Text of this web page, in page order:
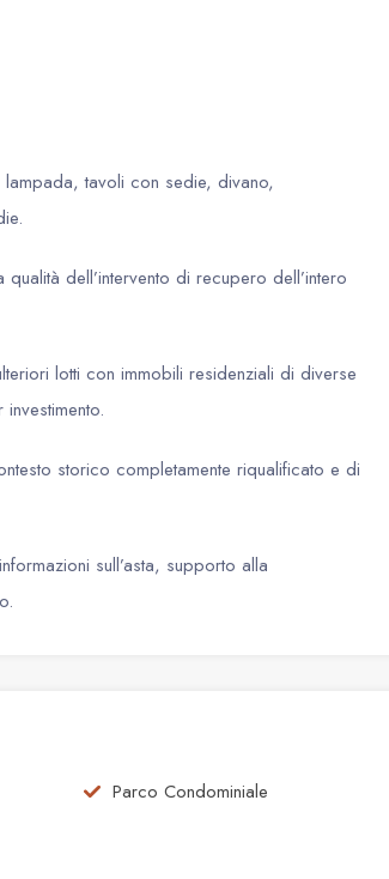
tavoli con sedie, divano,
dell’intervento di recupero dell’intero
lotti con immobili residenziali di diverse
storico completamente riqualificato e di
sull’asta, supporto alla
Parco Condominiale